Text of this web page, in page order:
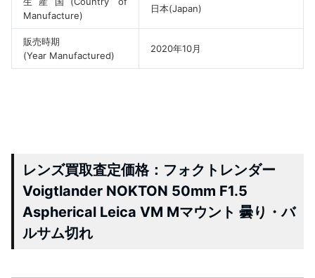
Manufacture)
日本(Japan)
販売時期
(Year Manufactured)
2020年10月
レンズ買取査定価格：フォクトレンダー
Voigtlander NOKTON 50mm F1.5
Aspherical Leica VM Mマウント 曇り・バ
ルサム切れ